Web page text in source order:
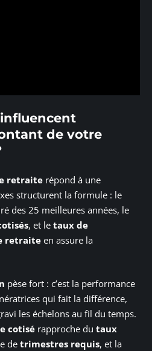
de votre
retraite répond à une
structurent la formule : le
des 25 meilleures années, le
, et le taux de
retraiteen assure la
pèse fort : c’est la performance
qui fait la différence,
les échelons au fil du temps.
cotisé rapproche du taux
de trimestres requis, et la